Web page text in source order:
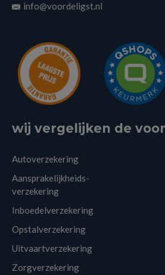
info@voordeligst.nl
wij vergelijken de
Autoverzekering
Aansprakelijkheids-
verzekering
Inboedelverzekering
Opstalverzekering
Uitvaartverzekering
Zorgverzekering